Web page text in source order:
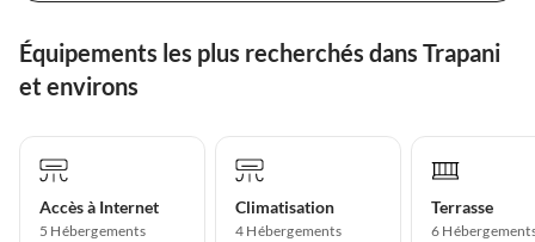
Équipements les plus recherchés dans Trapani
et environs
Accès à Internet
5 Hébergements
Climatisation
4 Hébergements
Terrasse
6